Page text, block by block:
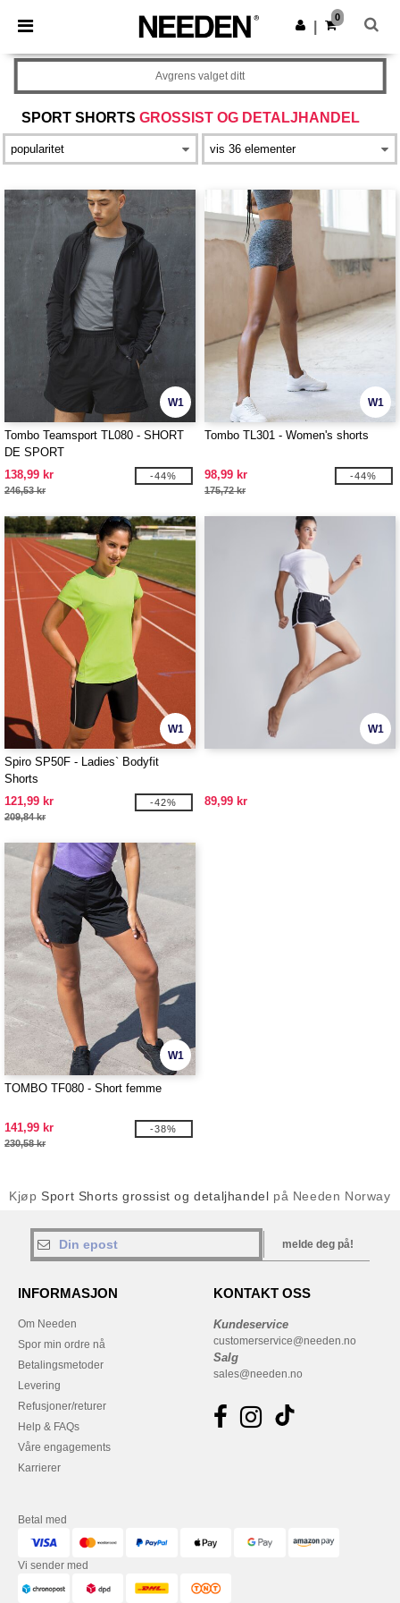
× Needen-app
Bedre priser i appen!
Last ned app
0
SPORT SHORTS GROSSIST OG DETALJHANDEL
Avgrens valget ditt
W1
Tombo Teamsport TL080 - SHORT
DE SPORT
138,99 kr
246,53 kr
-44%
W1
Tombo TL301 - Women's shorts
98,99 kr
175,72 kr
-44%
W1
Spiro SP50F - Ladies` Bodyfit
Shorts
121,99 kr
209,84 kr
-42%
W1
89,99 kr
W1
TOMBO TF080 - Short femme
141,99 kr
230,58 kr
-38%
Kjøp Sport Shorts grossist og detaljhandel på Needen Norway
melde deg på!
INFORMASJON
Om Needen
Spor min ordre nå
Betalingsmetoder
Levering
Refusjoner/returer
Help & FAQs
Våre engagements
Karrierer
KONTAKT OSS
Kundeservice
customerservice@needen.no
Salg
sales@needen.no
Betal med
Vi sender med